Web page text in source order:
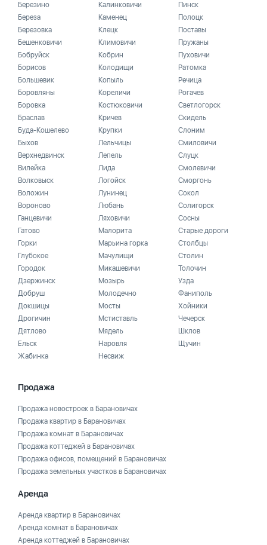
Березино
Береза
Березовка
Бешенковичи
Бобруйск
Борисов
Большевик
Боровляны
Боровка
Браслав
Буда-Кошелево
Быхов
Верхнедвинск
Вилейка
Волковыск
Воложин
Вороново
Ганцевичи
Гатово
Горки
Глубокое
Городок
Дзержинск
Добруш
Докшицы
Дрогичин
Дятлово
Ельск
Жабинка
Калинковичи
Каменец
Клецк
Климовичи
Кобрин
Колодищи
Копыль
Кореличи
Костюковичи
Кричев
Крупки
Лельчицы
Лепель
Лида
Логойск
Лунинец
Любань
Ляховичи
Малорита
Марьина горка
Мачулищи
Микашевичи
Мозырь
Молодечно
Мосты
Мстиставль
Мядель
Наровля
Несвиж
Пинск
Полоцк
Поставы
Пружаны
Пуховичи
Ратомка
Речица
Рогачев
Светлогорск
Скидель
Слоним
Смиловичи
Слуцк
Смолевичи
Сморгонь
Сокол
Солигорск
Сосны
Старые дороги
Столбцы
Столин
Толочин
Узда
Фаниполь
Хойники
Чечерск
Шклов
Щучин
Продажа
Продажа новостроек в Барановичах
Продажа квартир в Барановичах
Продажа комнат в Барановичах
Продажа коттеджей в Барановичах
Продажа офисов, помещений в Барановичах
Продажа земельных участков в Барановичах
Аренда
Аренда квартир в Барановичах
Аренда комнат в Барановичах
Аренда коттеджей в Барановичах